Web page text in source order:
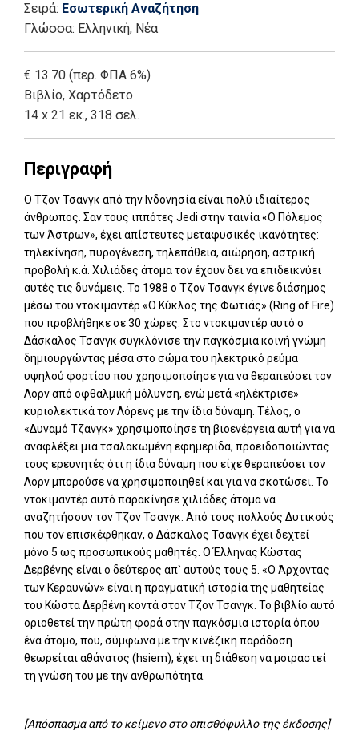
Σειρά: Εσωτερική Αναζήτηση
Γλώσσα: Ελληνική, Νέα
€ 13.70 (περ. ΦΠΑ 6%)
Βιβλίο, Χαρτόδετο
14 x 21 εκ., 318 σελ.
Περιγραφή
Ο Τζον Τσανγκ από την Ινδονησία είναι πολύ ιδιαίτερος
άνθρωπος. Σαν τους ιππότες Jedi στην ταινία «Ο Πόλεμος
των Άστρων», έχει απίστευτες μεταφυσικές ικανότητες:
τηλεκίνηση, πυρογένεση, τηλεπάθεια, αιώρηση, αστρική
προβολή κ.ά. Χιλιάδες άτομα τον έχουν δει να επιδεικνύει
αυτές τις δυνάμεις. Το 1988 ο Τζον Τσανγκ έγινε διάσημος
μέσω του ντοκιμαντέρ «Ο Κύκλος της Φωτιάς» (Ring of Fire)
που προβλήθηκε σε 30 χώρες. Στο ντοκιμαντέρ αυτό ο
Δάσκαλος Τσανγκ συγκλόνισε την παγκόσμια κοινή γνώμη
δημιουργώντας μέσα στο σώμα του ηλεκτρικό ρεύμα
υψηλού φορτίου που χρησιμοποίησε για να θεραπεύσει τον
Λορν από οφθαλμική μόλυνση, ενώ μετά «ηλέκτρισε»
κυριολεκτικά τον Λόρενς με την ίδια δύναμη. Τέλος, ο
«Δυναμό Τζανγκ» χρησιμοποίησε τη βιοενέργεια αυτή για να
αναφλέξει μια τσαλακωμένη εφημερίδα, προειδοποιώντας
τους ερευνητές ότι η ίδια δύναμη που είχε θεραπεύσει τον
Λορν μπορούσε να χρησιμοποιηθεί και για να σκοτώσει. Το
ντοκιμαντέρ αυτό παρακίνησε χιλιάδες άτομα να
αναζητήσουν τον Τζον Τσανγκ. Από τους πολλούς Δυτικούς
που τον επισκέφθηκαν, ο Δάσκαλος Τσανγκ έχει δεχτεί
μόνο 5 ως προσωπικούς μαθητές. Ο Έλληνας Κώστας
Δερβένης είναι ο δεύτερος απ` αυτούς τους 5. «Ο Άρχοντας
των Κεραυνών» είναι η πραγματική ιστορία της μαθητείας
του Κώστα Δερβένη κοντά στον Τζον Τσανγκ. Το βιβλίο αυτό
οριοθετεί την πρώτη φορά στην παγκόσμια ιστορία όπου
ένα άτομο, που, σύμφωνα με την κινέζικη παράδοση
θεωρείται αθάνατος (hsiem), έχει τη διάθεση να μοιραστεί
τη γνώση του με την ανθρωπότητα.
[Απόσπασμα από το κείμενο στο οπισθόφυλλο της έκδοσης]